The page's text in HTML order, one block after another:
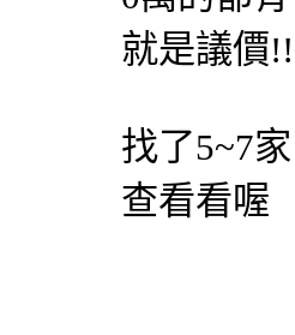
就是議價!!
找了5~7
查看看喔